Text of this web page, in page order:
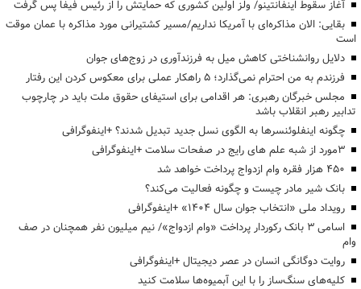
آغاز سقوط اینفانتینو/ ولز اولین کشوری که حمایتش را از رئیس فیفا پس گرفت
بقایی: الان مذاکره‌ای با آمریکا نداریم/مسیر کشتیرانی مورد مذاکره با عمان موقت
است
دلایل روانشناختی کاهش میل به فرزندآوری در زوج‌های جوان
فرزندم به من احترام نمی‌گذارد؛ ۵ راهکار عملی برای معکوس کردن این رفتار
مجلس خبرگان رهبری: هر اقدامی برای استیفای حقوق ملت باید در چارچوب
تدابیر رهبر انقلاب باشد
چگونه اینفلوئنسرها به الگوی نسل جدید تبدیل شدند؟ +اینفوگرافی
3مورد از شبه علم های رایج در صفحات سلامت +اینفوگرافی
۴۵۰ هزار فقره وام ازدواج پرداخت خواهد شد
بانک شیر مادر چیست و چگونه فعالیت می‌کند؟
رویداد ملی «انتخاب جوان سال ۱۴۰۴» +اینفوگرافی
اسامی ۳ بانک رکوردار پرداخت «وام ازدواج»/ نیم میلیون نفر همچنان در صف
وام
روایت دوگانگی انسان در عصر دیجیتال +اینفوگرافی
کلیه‌های سنگ‌ساز را با این آبمیوه‌ها سلامت کنید